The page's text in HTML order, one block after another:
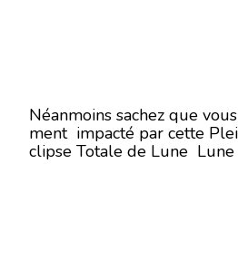
Néanmoins sachez que
ment impacté par cette
clipse Totale de Lune Lune